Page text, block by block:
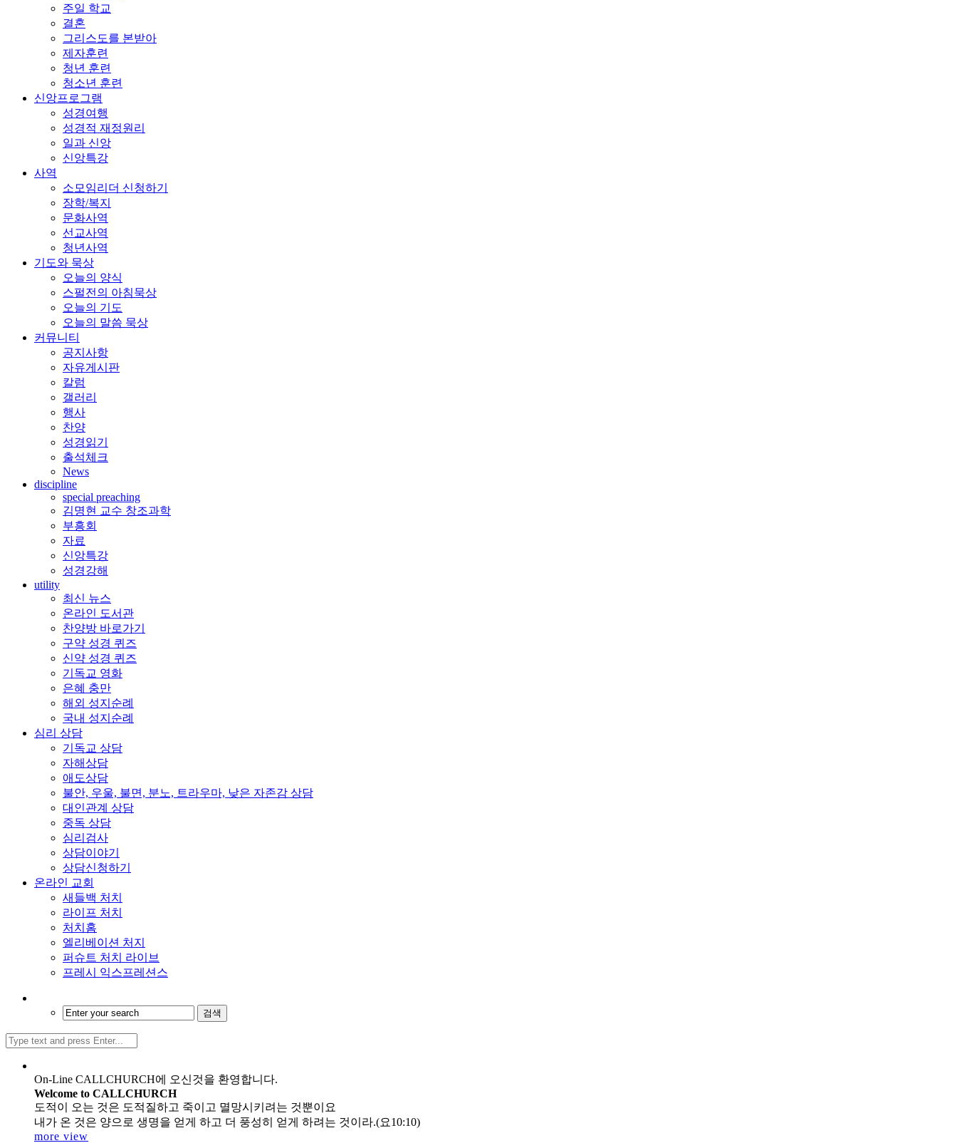
주일 학교
결혼
그리스도를 본받아
제자훈련
청년 훈련
청소년 훈련
신앙프로그램
성경여행
성경적 재정원리
일과 신앙
신앙특강
사역
소모임리더 신청하기
장학/복지
문화사역
선교사역
청년사역
기도와 묵상
오늘의 양식
스펄전의 아침묵상
오늘의 기도
오늘의 말씀 묵상
커뮤니티
공지사항
자유게시판
칼럼
갤러리
행사
찬양
성경읽기
출석체크
News
discipline
special preaching
김명현 교수 창조과학
부흥회
자료
신앙특강
성경강해
utility
최신 뉴스
온라인 도서관
찬양방 바로가기
구약 성경 퀴즈
신약 성경 퀴즈
기독교 영화
은혜 충만
해외 성지순례
국내 성지순례
심리 상담
기독교 상담
자해상담
애도상담
불안, 우울, 불면, 분노, 트라우마, 낮은 자존감 상담
대인관계 상담
중독 상담
심리검사
상담이야기
상담신청하기
온라인 교회
새들백 처치
라이프 처치
처치홈
엘리베이션 처지
퍼슈트 처치 라이브
프레시 익스프레션스
On-Line CALLCHURCH에 오신것을 환영합니다.
Welcome to CALLCHURCH
도적이 오는 것은 도적질하고 죽이고 멸망시키려는 것뿐이요
내가 온 것은 양으로 생명을 얻게 하고 더 풍성히 얻게 하려는 것이라.(요10:10)
more view